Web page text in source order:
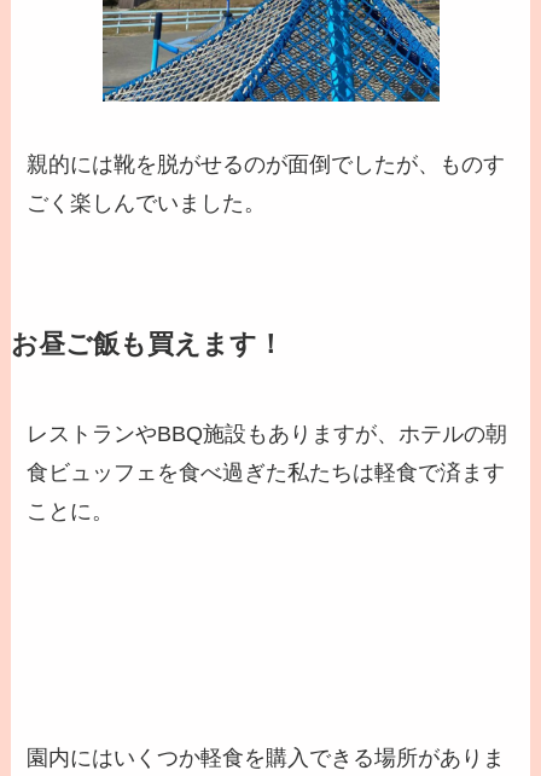
親的には靴を脱がせるのが面倒でしたが、ものす
ごく楽しんでいました。
お昼ご飯も買えます！
レストランやBBQ施設もありますが、ホテルの朝
食ビュッフェを食べ過ぎた私たちは軽食で済ます
ことに。
園内にはいくつか軽食を購入できる場所がありま